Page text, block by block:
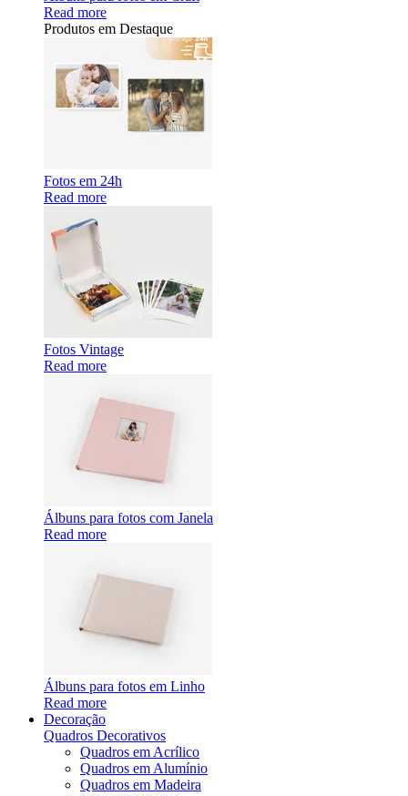
Read more
Produtos em Destaque
Fotos em 24h
Read more
Fotos Vintage
Read more
Álbuns para fotos com Janela
Read more
Álbuns para fotos em Linho
Read more
Decoração
Quadros Decorativos
Quadros em Acrílico
Quadros em Alumínio
Quadros em Madeira